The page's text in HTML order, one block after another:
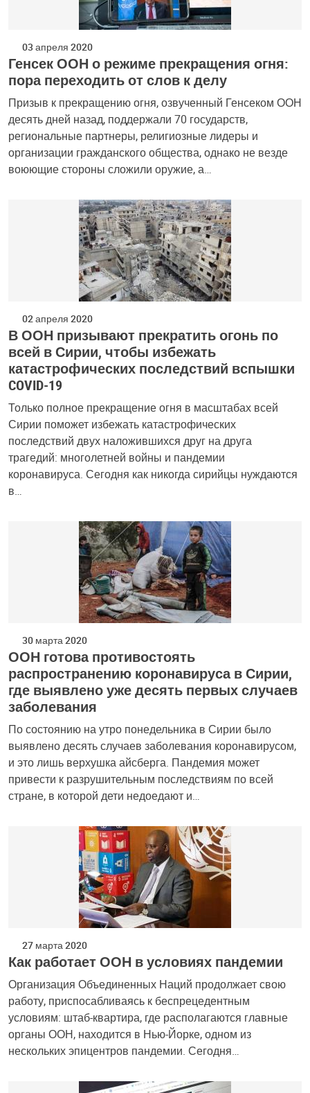
03 апреля 2020
Генсек ООН о режиме прекращения огня:
пора переходить от слов к делу
Призыв к прекращению огня, озвученный Генсеком ООН
десять дней назад, поддержали 70 государств,
региональные партнеры, религиозные лидеры и
организации гражданского общества, однако не везде
воюющие стороны сложили оружие, а…
02 апреля 2020
В ООН призывают прекратить огонь по
всей в Сирии, чтобы избежать
катастрофических последствий вспышки
COVID-19
Только полное прекращение огня в масштабах всей
Сирии поможет избежать катастрофических
последствий двух наложившихся друг на друга
трагедий: многолетней войны и пандемии
коронавируса. Сегодня как никогда сирийцы нуждаются
в…
30 марта 2020
ООН готова противостоять
распространению коронавируса в Сирии,
где выявлено уже десять первых случаев
заболевания
По состоянию на утро понедельника в Сирии было
выявлено десять случаев заболевания коронавирусом,
и это лишь верхушка айсберга. Пандемия может
привести к разрушительным последствиям по всей
стране, в которой дети недоедают и…
27 марта 2020
Как работает ООН в условиях пандемии
Организация Объединенных Наций продолжает свою
работу, приспосабливаясь к беспрецедентным
условиям: штаб-квартира, где располагаются главные
органы ООН, находится в Нью-Йорке, одном из
нескольких эпицентров пандемии. Сегодня…